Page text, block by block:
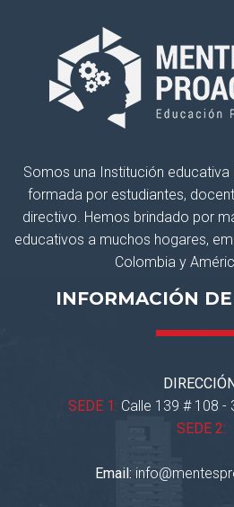
Somos una Institución
formada por estudiantes,
directivo. Hemos brindado por
educativos a muchos hogares,
Colombia y
INFORMACIÓN
SEDE 1: Calle 139 # 108
SEDE 2:
Email: